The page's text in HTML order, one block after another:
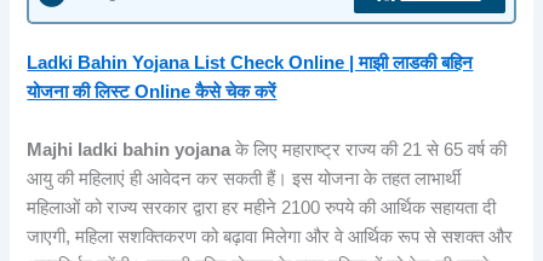
Ladki Bahin Yojana List Check Online | माझी लाडकी बहिन
योजना की लिस्ट Online कैसे चेक करें
Majhi ladki bahin yojana के लिए महाराष्ट्र राज्य की 21 से 65 वर्ष की
आयु की महिलाएं ही आवेदन कर सकती हैं। इस योजना के तहत लाभार्थी
महिलाओं को राज्य सरकार द्वारा हर महीने 2100 रुपये की आर्थिक सहायता दी
जाएगी, महिला सशक्तिकरण को बढ़ावा मिलेगा और वे आर्थिक रूप से सशक्त और